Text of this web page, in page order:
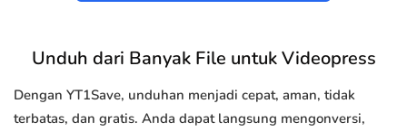
Unduh dari Banyak File untuk Videopress
Dengan YT1Save, unduhan menjadi cepat, aman, tidak
terbatas, dan gratis. Anda dapat langsung mengonversi,